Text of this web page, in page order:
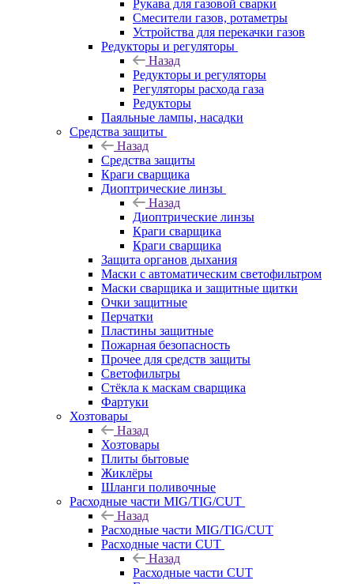
Рукава для газовой сварки
Смесители газов, ротаметры
Устройства для перекачки газов
Редукторы и регуляторы
Назад
Редукторы и регуляторы
Регуляторы расхода газа
Редукторы
Паяльные лампы, насадки
Средства защиты
Назад
Средства защиты
Краги сварщика
Диоптрические линзы
Назад
Диоптрические линзы
Краги сварщика
Краги сварщика
Защита органов дыхания
Маски с автоматическим светофильтром
Маски сварщика и защитные щитки
Очки защитные
Перчатки
Пластины защитные
Пожарная безопасность
Прочее для средств защиты
Светофильтры
Стёкла к маскам сварщика
Фартуки
Хозтовары
Назад
Хозтовары
Плиты бытовые
Жиклёры
Шланги поливочные
Расходные части MIG/TIG/CUT
Назад
Расходные части MIG/TIG/CUT
Расходные части CUT
Назад
Расходные части CUT